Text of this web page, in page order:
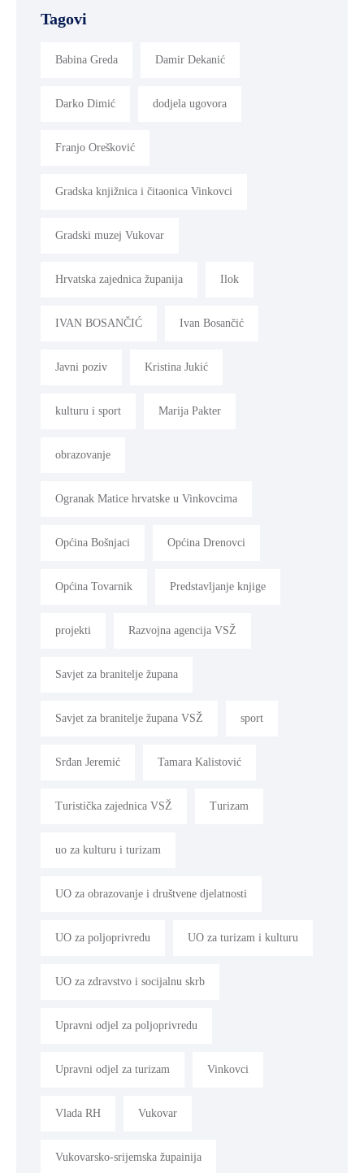
Tagovi
Babina Greda Damir Dekanić
Darko Dimić dodjela ugovora
Franjo Orešković
Gradska knjižnica i čitaonica Vinkovci
Gradski muzej Vukovar
Hrvatska zajednica županija Ilok
IVAN BOSANČIĆ Ivan Bosančić
Javni poziv Kristina Jukić
kulturu i sport Marija Pakter
obrazovanje
Ogranak Matice hrvatske u Vinkovcima
Općina Bošnjaci Općina Drenovci
Općina Tovarnik Predstavljanje knjige
projekti Razvojna agencija VSŽ
Savjet za branitelje župana
Savjet za branitelje župana VSŽ sport
Srđan Jeremić Tamara Kalistović
Turistička zajednica VSŽ Turizam
uo za kulturu i turizam
UO za obrazovanje i društvene djelatnosti
UO za poljoprivredu UO za turizam i kulturu
UO za zdravstvo i socijalnu skrb
Upravni odjel za poljoprivredu
Upravni odjel za turizam Vinkovci
Vlada RH Vukovar
Vukovarsko-srijemska župainija